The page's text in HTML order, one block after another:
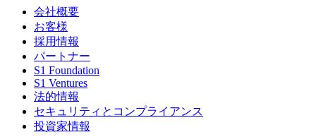
会社概要
お客様
採用情報
パートナー
S1 Foundation
S1 Ventures
法的情報
セキュリティとコンプライアンス
投資家情報